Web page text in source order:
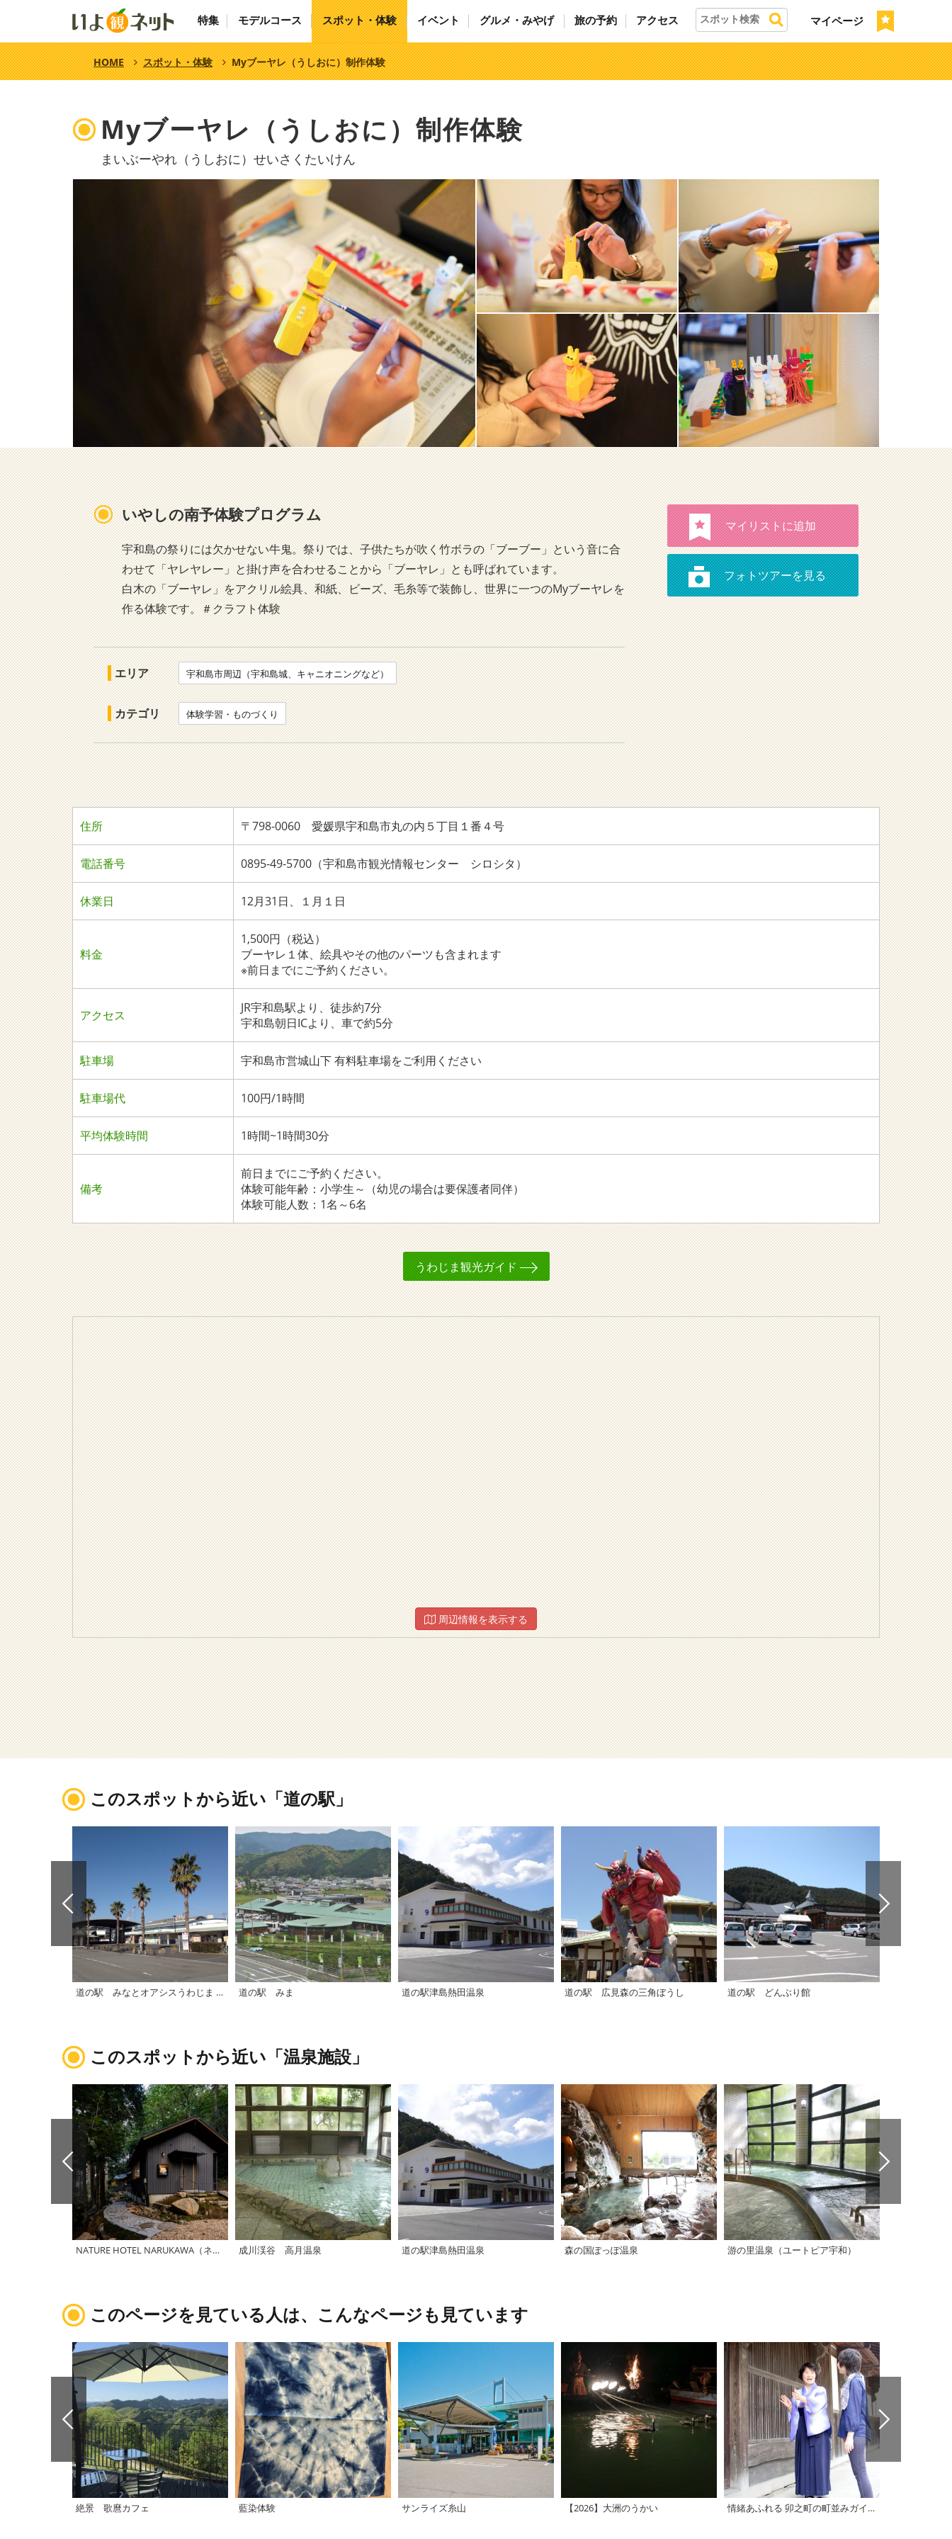
マイページ
特集 モデルコース スポット・体験 イベント グルメ・みやげ 旅の予約 アクセス
HOME スポット・体験 Myブーヤレ（うしおに）制作体験
Myブーヤレ（うしおに）制作体験
まいぶーやれ（うしおに）せいさくたいけん
いやしの南予体験プログラム
宇和島の祭りには欠かせない牛鬼。祭りでは、子供たちが吹く竹ボラの「ブーブー」という音に合
わせて「ヤレヤレー」と掛け声を合わせることから「ブーヤレ」とも呼ばれています。
白木の「ブーヤレ」をアクリル絵具、和紙、ビーズ、毛糸等で装飾し、世界に一つのMyブーヤレを
作る体験です。＃クラフト体験
エリア 宇和島市周辺（宇和島城、キャニオニングなど）
カテゴリ 体験学習・ものづくり
住所 〒798-0060 愛媛県宇和島市丸の内５丁目１番４号
電話番号 0895-49-5700（宇和島市観光情報センター シロシタ）
休業日 12月31日、１月１日
料金
1,500円（税込）
ブーヤレ１体、絵具やその他のパーツも含まれます
※前日までにご予約ください。
アクセス
JR宇和島駅より、徒歩約7分
宇和島朝日ICより、車で約5分
駐車場 宇和島市営城山下 有料駐車場をご利用ください
駐車場代 100円/1時間
平均体験時間 1時間~1時間30分
備考
前日までにご予約ください。
体験可能年齢：小学生～（幼児の場合は要保護者同伴）
体験可能人数：1名～6名
うわじま観光ガイド
周辺情報を表示する
このスポットから近い「道の駅」
道の駅 みなとオアシスうわじま きさいや広場 道の駅 みま 道の駅津島熱田温泉 道の駅 広見森の三角ぼうし 道の駅 どんぶり館
このスポットから近い「温泉施設」
NATURE HOTEL NARUKAWA（ネイチャーホテル・ナルカワ） 成川渓谷 高月温泉 道の駅津島熱田温泉 森の国ぽっぽ温泉 游の里温泉（ユートピア宇和）
このページを見ている人は、こんなページも見ています
絶景 歌麿カフェ 藍染体験 サンライズ糸山 【2026】大洲のうかい 情緒あふれる 卯之町の町並みガイド